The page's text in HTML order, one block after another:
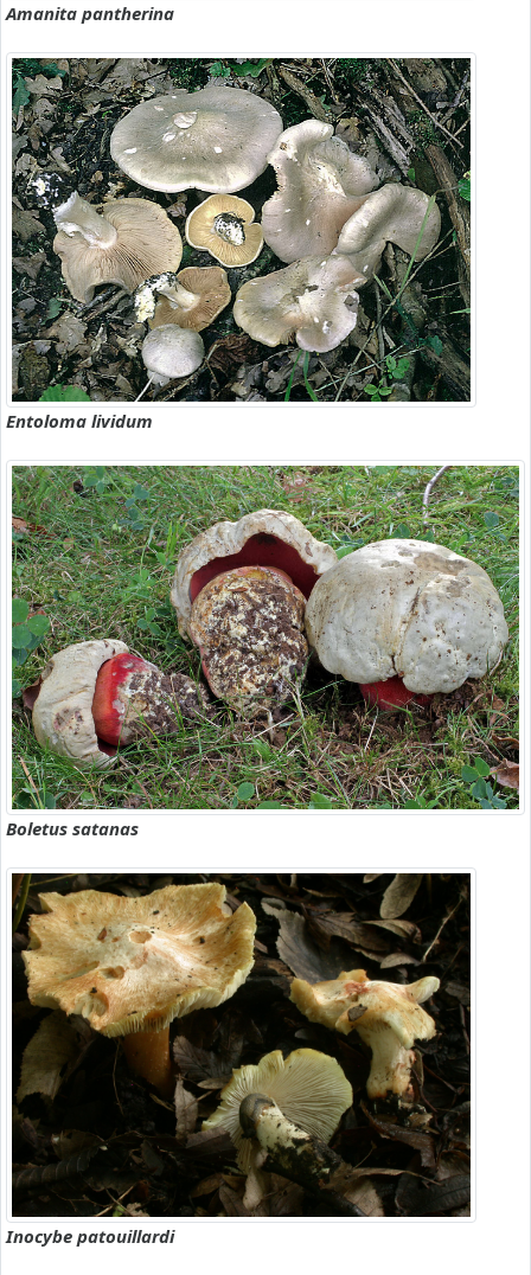
Amanita pantherina
Entoloma lividum
Boletus satanas
Inocybe patouillardi